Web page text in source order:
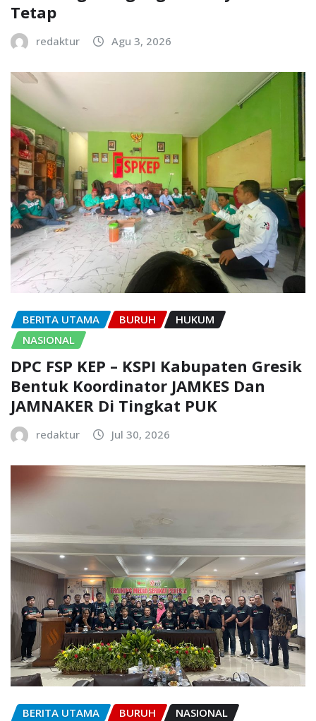
Tetap
redaktur Agu 3, 2026
BERITA UTAMA BURUH
HUKUM
NASIONAL
DPC FSP KEP – KSPI Kabupaten Gresik
Bentuk Koordinator JAMKES Dan
JAMNAKER Di Tingkat PUK
redaktur Jul 30, 2026
BERITA UTAMA BURUH
NASIONAL